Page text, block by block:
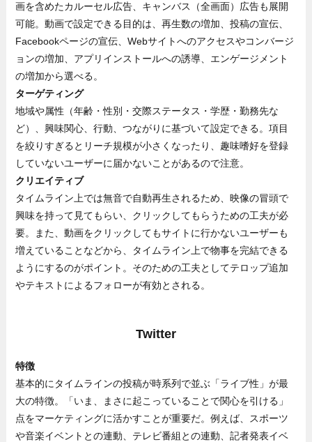
画を含めたカルーセル広告、キャンバス（全画面）広告も展開
可能。動画で設定できる目的は、再生数の増加、投稿の宣伝、
Facebookページの宣伝、Webサイトへのアクセスやコンバージ
ョンの増加、アプリインストールへの誘導、エンゲージメント
の増加から選べる。
ターゲティング
地域や属性（年齢・性別・交際ステータス・学歴・勤務先な
ど）、興味関心、行動、つながりに基づいて設定できる。項目
を絞りすぎるとリーチ規模が小さくなったり、趣味嗜好を登録
していないユーザーに届かないことがあるので注意。
クリエイティブ
タイムライン上では無音で自動再生されるため、映像の冒頭で
興味を持って見てもらい、クリックしてもらうための工夫が必
要。また、動画をクリックしてもサイトに行かないユーザーも
増えていることなどから、タイムライン上で物事を完結できる
ようにするのがポイント。そのための工夫としてテロップ追加
やテキストによるフォローが有効とされる。
Twitter
特徴
基本的にタイムラインの投稿が時系列で並ぶ「ライブ性」が最
大の特徴。「いま、まさに起こっていることで関心を引ける」
点をマーケティングに活かすことが重要だ。例えば、スポーツ
や音楽イベントとの連動、テレビ番組との連動、記者発表イベ